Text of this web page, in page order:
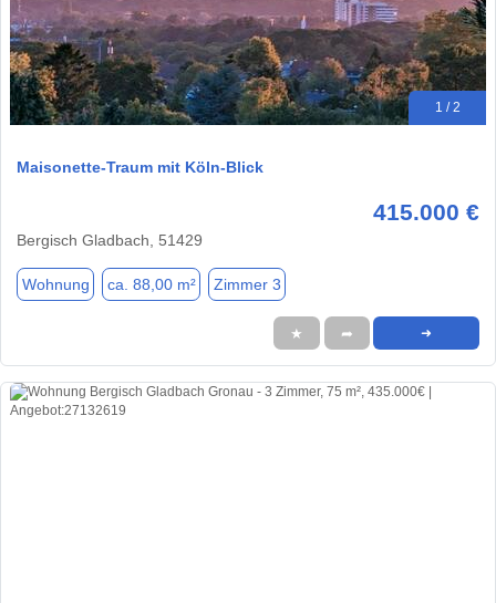
1 / 2
Maisonette-Traum mit Köln-Blick
415.000 €
Bergisch Gladbach, 51429
Wohnung ca. 88,00 m² Zimmer 3
★ ➦ ➜